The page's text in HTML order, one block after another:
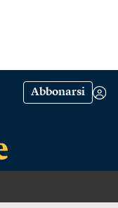
Abbonarsi